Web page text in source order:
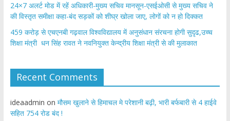
24×7 अलर्ट मोड में रहें अधिकारी-मुख्य सचिव मानसून-एसईओसी से मुख्य सचिव ने
की विस्तृत समीक्षा कहा-बंद सड़कों को शीघ्र खोला जाए, लोगों को न हो दिक्कत
459 करोड़ से एचएनबी गढ़वाल विश्वविद्यालय में अनुसंधान संरचना होगी सुदृढ,उच्च
शिक्षा मंत्री धन सिंह रावत ने नवनियुक्त केन्द्रीय शिक्षा मंत्री से की मुलाकात
Recent Comments
ideaadmin on मौसम खुलाने से हिमाचल मे परेशानी बढ़ी, भारी बर्फबारी से 4 हाईवे
सहित 754 रोड बंद !